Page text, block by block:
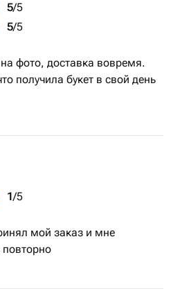
5/5
5/5
фото, доставка вовремя.
получила букет в свой день
1/5
мой заказ и мне